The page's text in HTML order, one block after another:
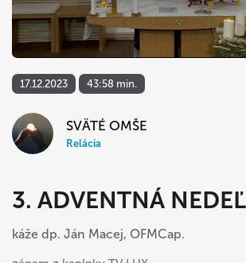
17.12.2023 43:58 min.
SVÄTÉ OMŠE
Relácia
3. ADVENTNÁ
káže dp. Ján Macej, OFMCap.